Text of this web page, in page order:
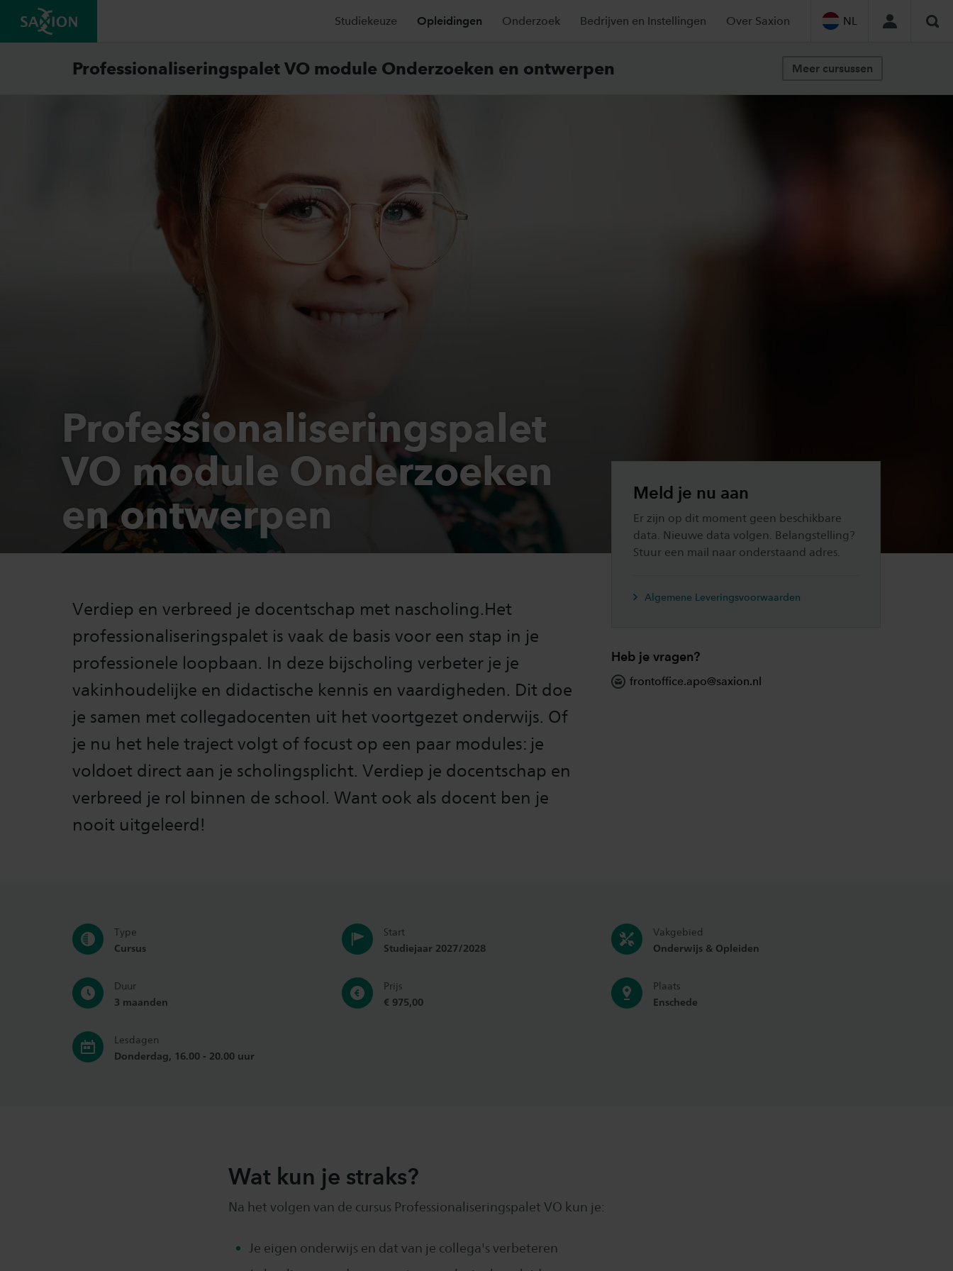
Studiekeuze Opleidingen Onderzoek Bedrijven en Instellingen Over Saxion NL
Professionaliseringspalet VO module Onderzoeken en ontwerpen Meer cursussen
Professionaliseringspalet
VO module Onderzoeken
en ontwerpen
Verdiep en verbreed je docentschap met nascholing.Het
professionaliseringspalet is vaak de basis voor een stap in je
professionele loopbaan. In deze bijscholing verbeter je je
vakinhoudelijke en didactische kennis en vaardigheden. Dit doe
je samen met collegadocenten uit het voortgezet onderwijs. Of
je nu het hele traject volgt of focust op een paar modules: je
voldoet direct aan je scholingsplicht. Verdiep je docentschap en
verbreed je rol binnen de school. Want ook als docent ben je
nooit uitgeleerd!
Meld je nu aan
Er zijn op dit moment geen beschikbare
data. Nieuwe data volgen. Belangstelling?
Stuur een mail naar onderstaand adres.
Algemene Leveringsvoorwaarden
Heb je vragen?
frontoffice.apo@saxion.nl
Type
Cursus
Start
Studiejaar 2027/2028
Vakgebied
Onderwijs & Opleiden
Duur
3 maanden
Prijs
€ 975,00
Plaats
Enschede
Lesdagen
Donderdag, 16.00 - 20.00 uur
Wat kun je straks?
Na het volgen van de cursus Professionaliseringspalet VO kun je:
Je eigen onderwijs en dat van je collega's verbeteren